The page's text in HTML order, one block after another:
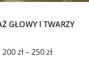
GŁOWY I TWARZY
200zł–250zł